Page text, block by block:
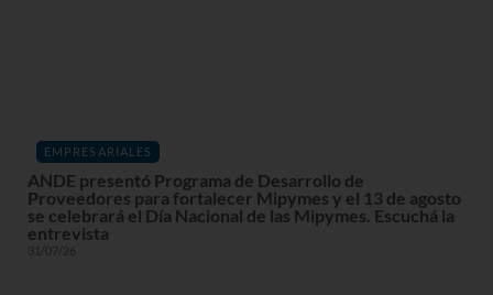
EMPRESARIALES
ANDE presentó Programa de Desarrollo de
Proveedores para fortalecer Mipymes y el 13 de agosto
se celebrará el Día Nacional de las Mipymes. Escuchá la
entrevista
31/07/26